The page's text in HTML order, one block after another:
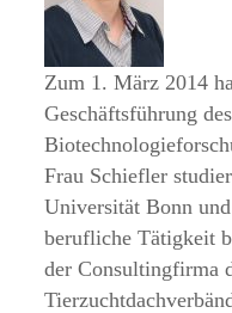
Zum 1. März 2014
Geschäftsführung
Frau Schiefler
Universität Bonn
berufliche Tätigkeit
der Consultingfirma